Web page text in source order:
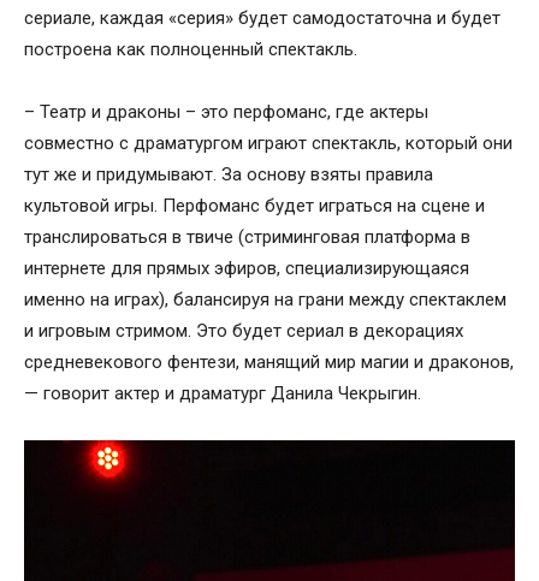
сериале, каждая «серия» будет самодостаточна и будет
построена как полноценный спектакль.
– Театр и драконы – это перфоманс, где актеры
совместно с драматургом играют спектакль, который они
тут же и придумывают. За основу взяты правила
культовой игры. Перфоманс будет играться на сцене и
транслироваться в твиче (стриминговая платформа в
интернете для прямых эфиров, специализирующаяся
именно на играх), балансируя на грани между спектаклем
и игровым стримом. Это будет сериал в декорациях
средневекового фентези, манящий мир магии и драконов,
— говорит актер и драматург Данила Чекрыгин.